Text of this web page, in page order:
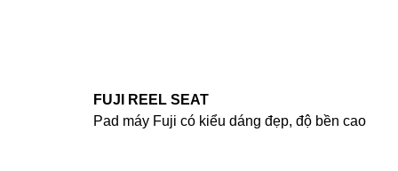
FUJI REEL SEAT
Pad máy Fuji có kiểu dáng đẹp, độ bền cao